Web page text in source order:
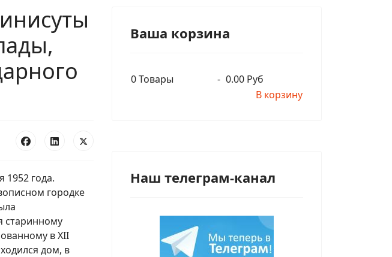
года.
городке
старинному
в XII
дом, в
Ваша корзина
0Товары - 0.00 Руб
В корзину
Наш телеграм-канал